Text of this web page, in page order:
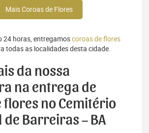
Mais Coroas de Flores
24 horas, entregamoscoroas de flores
todas as localidades desta cidade.
da nossa
na entrega de
flores no Cemitério
Barreiras – BA